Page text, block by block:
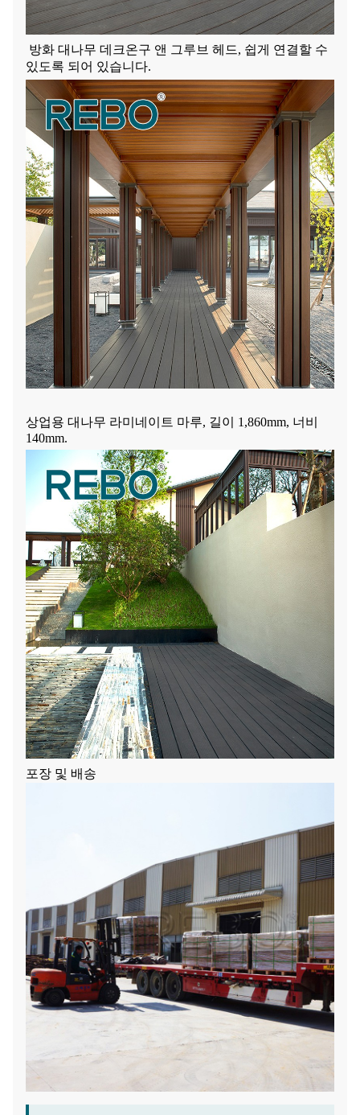
방화 대나무 데크온구 앤 그루브 헤드, 쉽게 연결할 수
있도록 되어 있습니다.
상업용 대나무 라미네이트 마루, 길이 1,860mm, 너비
140mm.
포장 및 배송